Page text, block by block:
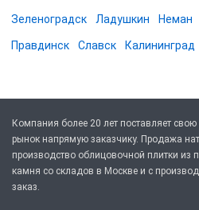
Зеленоградск Ладушкин Неман
Правдинск Славск Калининград
Компания более 20 лет поставляет
рынок напрямую заказчику. Продажа
производство облицовочной плитки из
камня со складов в Москве и с
заказ.